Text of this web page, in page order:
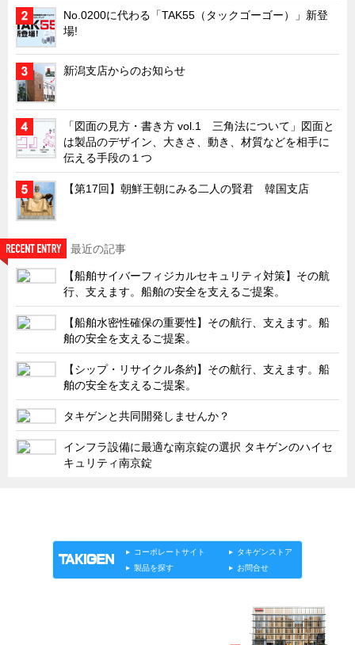
瀧源点回帰
光る技術！未来へのモノづくり
ビジサスニュース
ECOLOGY NEWS SCRAMBLE
わが街わが支店
支店所在地（歴史探訪）
ニッポン再発見
あれこれWATCH
こんなとき、どう言うの?
４コマ漫画 のんきなのんちゃん
CATEGORY タキゲンinfo.
お知らせ
展示会情報／報告レポート
工場見学
海外出張
社外セミナー
展示トラック
No.0200に代わる「TAK55（タックゴーゴー）」新登
場!
新潟支店からのお知らせ
「図面の見方・書き方 vol.1 三角法について」図面と
は製品のデザイン、大きさ、動き、材質などを相手に
伝える手段の１つ
【第17回】朝鮮王朝にみる二人の賢君 韓国支店
最近の記事
【船舶サイバーフィジカルセキュリティ対策】その航
行、支えます。船舶の安全を支えるご提案。
【船舶水密性確保の重要性】その航行、支えます。船
舶の安全を支えるご提案。
【シップ・リサイクル条約】その航行、支えます。船
舶の安全を支えるご提案。
タキゲンと共同開発しませんか？
インフラ設備に最適な南京錠の選択 タキゲンのハイセ
キュリティ南京錠
コーポレートサイト
タキゲンストア
製品を探す
お問合せ